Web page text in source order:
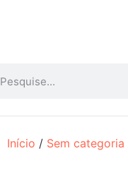
Início / Sem categoria